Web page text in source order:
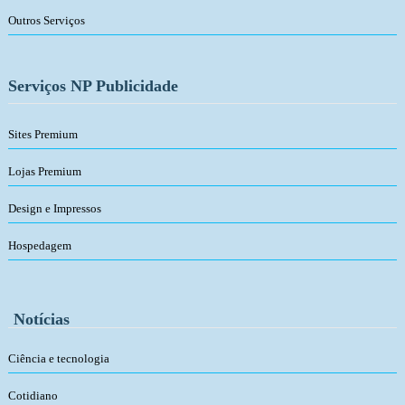
Outros Serviços
Serviços NP Publicidade
Sites Premium
Lojas Premium
Design e Impressos
Hospedagem
Notícias
Ciência e tecnologia
Cotidiano